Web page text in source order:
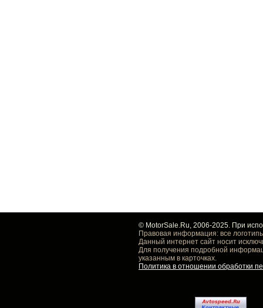
© MotorSale.Ru, 2006-2025. При
Правовая информация: все
Данный интернет сайт носит
Для получения подробной
указанным в карточках.
Политика в отношении обработки